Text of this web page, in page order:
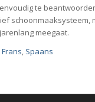
te
schoonmaaksysteem,
meegaat.
Frans Spaans